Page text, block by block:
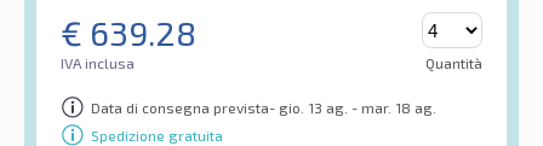
€ 639.28
IVA inclusa Quantità
Data di consegna prevista- gio. 13 ag. - mar. 18 ag.
Spedizione gratuita